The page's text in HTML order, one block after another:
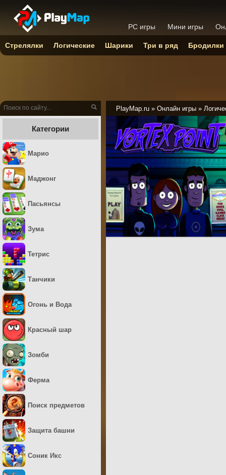
PlayMap.ru » Онлайн игры »
Категории
Марио
Маджонг
Пасьянсы
Зума
Тетрис
Танчики
Огонь и Вода
Красный шар
Зомби
Ферма
Поиск предметов
Защита башни
Соник Икс
PC игры Мини игры
Стрелялки Логические Шарики Три в ряд Бродилки